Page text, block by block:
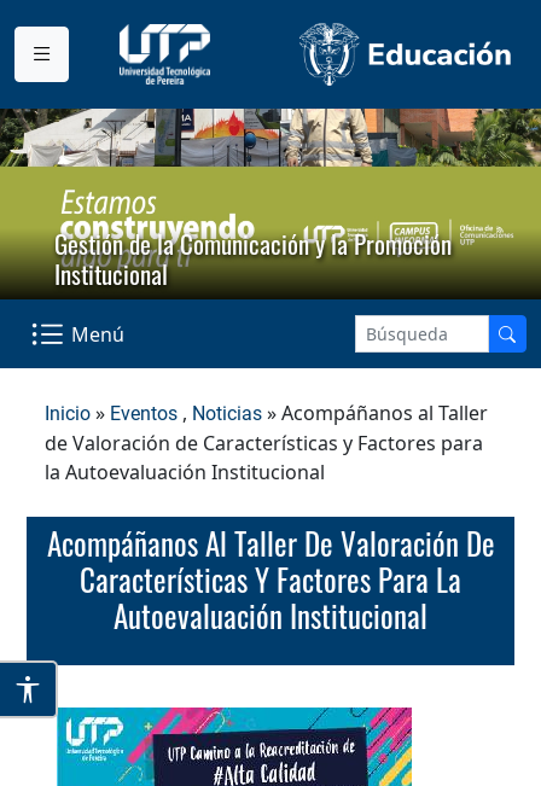
Gestión de la Comunicación y la Promoción
Institucional
Menú
Inicio » Eventos , Noticias » Acompáñanos al Taller
de Valoración de Características y Factores para
la Autoevaluación Institucional
Acompáñanos Al Taller De Valoración De
Características Y Factores Para La
Autoevaluación Institucional